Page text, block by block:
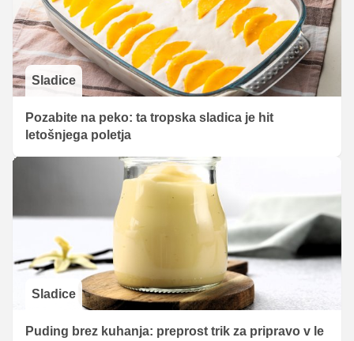
Sladice
Pozabite na peko: ta tropska sladica je hit
letošnjega poletja
Sladice
Puding brez kuhanja: preprost trik za pripravo v le